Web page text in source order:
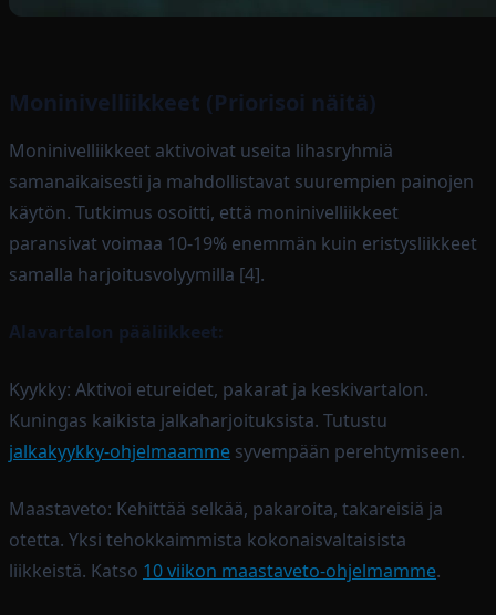
Moninivelliikkeet (Priorisoi näitä)
Moninivelliikkeet aktivoivat useita lihasryhmiä
samanaikaisesti ja mahdollistavat suurempien painojen
käytön. Tutkimus osoitti, että moninivelliikkeet
paransivat voimaa 10-19% enemmän kuin eristysliikkeet
samalla harjoitusvolyymilla [4].
Alavartalon pääliikkeet:
Kyykky: Aktivoi etureidet, pakarat ja keskivartalon.
Kuningas kaikista jalkaharjoituksista. Tutustu
jalkakyykky-ohjelmaamme syvempään perehtymiseen.
Maastaveto: Kehittää selkää, pakaroita, takareisiä ja
otetta. Yksi tehokkaimmista kokonaisvaltaisista
liikkeistä. Katso 10 viikon maastaveto-ohjelmamme.